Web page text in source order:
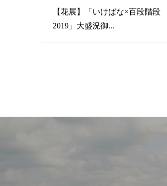
【花展】「いけばな×百段階段
2019」大盛況御...